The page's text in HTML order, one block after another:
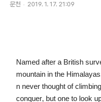
문천 2019. 1. 17. 21:09
Named after a British
mountain in the
n never thought of
conquer, but one to look